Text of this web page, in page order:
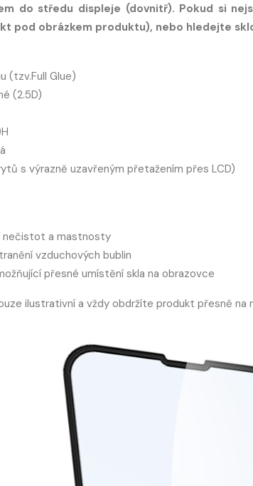
do středu displeje (dovnitř). Pokud si
pod obrázkem produktu), nebo hledejte
(tzv.Full Glue)
(2.5D)
s výrazně uzavřeným přetažením přes LCD)
nečistot a mastnosty
vzduchových bublin
přesné umístění skla na obrazovce
ilustrativní a vždy obdržíte produkt přesně na